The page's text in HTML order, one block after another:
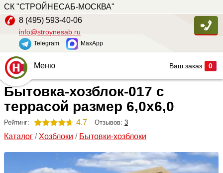
СК "СТРОЙНЕСАБ-МОСКВА"
8 (495) 593-40-06
info@stroynesab.ru
Telegram MaxApp
Ваш заказ 0
Главная
Каталог
Услуги
Сопутствующие товары
Меню
Бытовка-хозблок-017 с
террасой размер 6,0х6,0
Рейтинг: 4.7 Отзывов: 3
Каталог / Хозблоки / Бытовки-хозблоки